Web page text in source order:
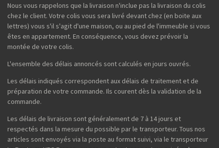
Nous vous rappelons que la livraison n'inclue pas la livraison du colis
chez le client. Votre colis vous sera livré devant chez (en boite aux
lettres) vous s'il s'agit d'une maison, ou au pied de l'immeuble si vous
êtes en appartement. En conséquence, vous devez prévoir la
montée de votre colis.
L'ensemble des délais annoncés sont calculés en jours ouvrés.
Les délais indiqués correspondent aux délais de traitement et de
préparation de votre commande. Ils courent dès la validation de la
commande.
Les délais de livraison sont généralement de 7 à 14 jours et
respectés dans la mesure du possible par le transporteur. Tous nos
articles sont envoyés via la poste au format suivi, via le transporteur